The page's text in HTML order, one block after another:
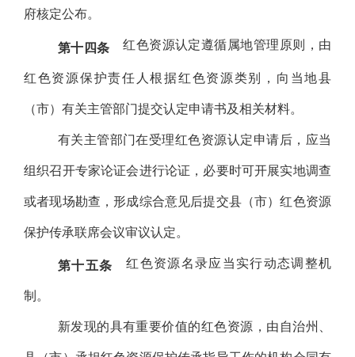
府核定公布。
第十四条 红色资源认定遵循属地管理原则，由
红色资源保护责任人根据红色资源类别，向当地县
（市）有关主管部门提交认定申请书及相关材料。
有关主管部门在受理红色资源认定申请后，应当
组织召开专家论证会进行论证，必要时可开展实地调查
或者现场勘查，形成综合意见后提交县（市）红色资源
保护传承联席会议审议认定。
第十五条 红色资源名录应当实行动态调整机
制。
新发现的具有重要价值的红色资源，由自治州、